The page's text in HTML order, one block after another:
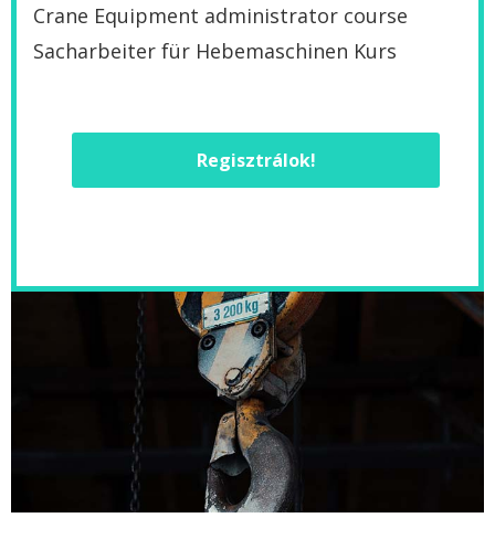
Crane Equipment administrator course
Sacharbeiter für Hebemaschinen Kurs
Regisztrálok!